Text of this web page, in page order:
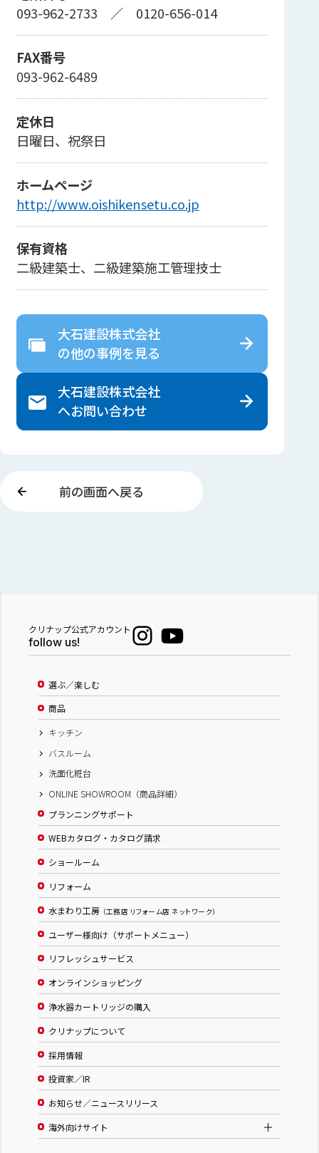
093-962-2733 ／ 0120-656-014
FAX番号
093-962-6489
定休日
日曜日、祝祭日
ホームページ
http://www.oishikensetu.co.jp
保有資格
二級建築士、二級建築施工管理技士
大石建設株式会社
の他の事例を見る
大石建設株式会社
へお問い合わせ
前の画面へ戻る
クリナップ公式アカウント
follow us!
選ぶ／楽しむ
商品
キッチン
バスルーム
洗面化粧台
ONLINE SHOWROOM（商品詳細）
プランニングサポート
WEBカタログ・カタログ請求
ショールーム
リフォーム
水まわり工房 （工務店 リフォーム店 ネットワーク）
ユーザー様向け（サポートメニュー）
リフレッシュサービス
オンラインショッピング
浄水器カートリッジの購入
クリナップについて
採用情報
投資家／IR
お知らせ／ニュースリリース
海外向けサイト